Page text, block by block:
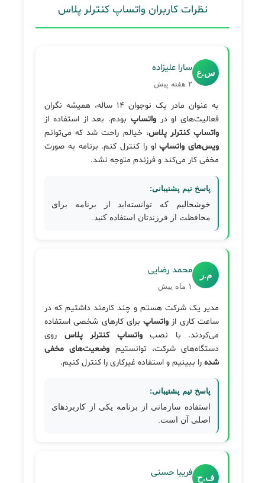
نظرات کاربران واتساپ کنترلر پلاس
س.ع سارا علیزاده
۲ هفته پیش
به عنوان مادر یک نوجوان ۱۴ ساله، همیشه نگران
فعالیت‌های او درواتساپ بودم. بعد از استفاده از
واتساپ کنترلر پلاس، خیالم راحت شد که می‌توانم
ویس‌های واتساپاو را کنترل کنم. برنامه به صورت
مخفی کار می‌کند و فرزندم متوجه نشد.
پاسخ تیم پشتیبانی:
خوشحالیم که توانسته‌اید از برنامه برای
محافظت از فرزندتان استفاده کنید.
م.ر محمد رضایی
۱ ماه پیش
مدیر یک شرکت هستم و چند کارمند داشتیم که در
ساعت کاری از واتساپبرای کارهای شخصی استفاده
می‌کردند. با نصبواتساپ کنترلر پلاس روی
دستگاه‌های شرکت، توانستیم وضعیت‌های مخفی
شده را ببینیم و استفاده غیرکاری را کنترل کنیم.
پاسخ تیم پشتیبانی:
استفاده سازمانی از برنامه یکی از کاربردهای
اصلی آن است.
ف.ح فریبا حسنی